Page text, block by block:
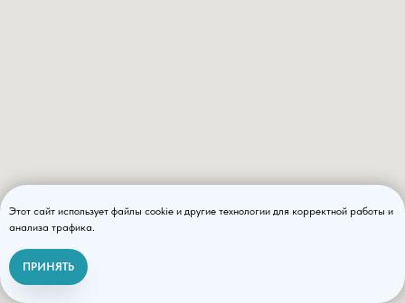
Этот сайт использует файлы cookie и другие технологии для корректной работы и
анализа трафика.
ПРИНЯТЬ